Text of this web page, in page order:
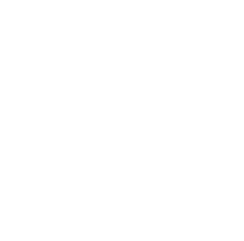
El que no estará sí o
dos partidos con
podrá estar en el
Idumbo. El extremo